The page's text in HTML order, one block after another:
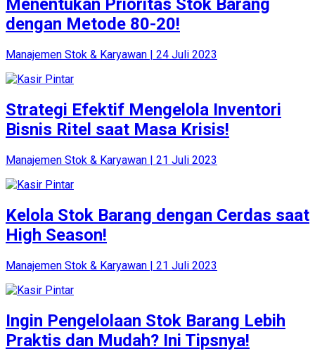
Menentukan Prioritas Stok Barang
dengan Metode 80-20!
Manajemen Stok & Karyawan | 24 Juli 2023
Strategi Efektif Mengelola Inventori
Bisnis Ritel saat Masa Krisis!
Manajemen Stok & Karyawan | 21 Juli 2023
Kelola Stok Barang dengan Cerdas saat
High Season!
Manajemen Stok & Karyawan | 21 Juli 2023
Ingin Pengelolaan Stok Barang Lebih
Praktis dan Mudah? Ini Tipsnya!